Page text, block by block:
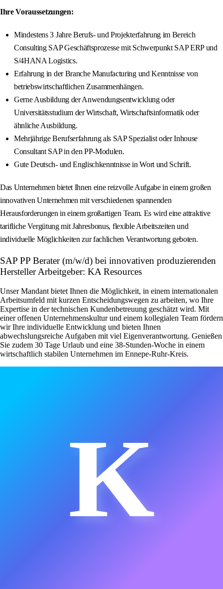
Ihre Voraussetzungen:
Mindestens 3 Jahre Berufs- und Projekterfahrung im Bereich
Consulting SAP Geschäftsprozesse mit Schwerpunkt SAP ERP und
S/4HANA Logistics.
Erfahrung in der Branche Manufacturing und Kenntnisse von
betriebswirtschaftlichen Zusammenhängen.
Gerne Ausbildung der Anwendungsentwicklung oder
Universitätsstudium der Wirtschaft, Wirtschaftsinformatik oder
ähnliche Ausbildung.
Mehrjährige Berufserfahrung als SAP Spezialist oder Inhouse
Consultant SAP in den PP-Modulen.
Gute Deutsch- und Englischkenntnisse in Wort und Schrift.
Das Unternehmen bietet Ihnen eine reizvolle Aufgabe in einem großen
innovativen Unternehmen mit verschiedenen spannenden
Herausforderungen in einem großartigen Team. Es wird eine attraktive
tarifliche Vergütung mit Jahresbonus, flexible Arbeitszeiten und
individuelle Möglichkeiten zur fachlichen Verantwortung geboten.
SAP PP Berater (m/w/d) bei innovativen produzierenden
Hersteller Arbeitgeber: KA Resources
Unser Mandant bietet Ihnen die Möglichkeit, in einem internationalen
Arbeitsumfeld mit kurzen Entscheidungswegen zu arbeiten, wo Ihre
Expertise in der technischen Kundenbetreuung geschätzt wird. Mit
einer offenen Unternehmenskultur und einem kollegialen Team fördern
wir Ihre individuelle Entwicklung und bieten Ihnen
abwechslungsreiche Aufgaben mit viel Eigenverantwortung. Genießen
Sie zudem 30 Tage Urlaub und eine 38-Stunden-Woche in einem
wirtschaftlich stabilen Unternehmen im Ennepe-Ruhr-Kreis.
K